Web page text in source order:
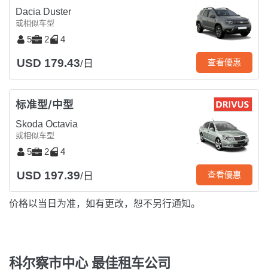
Dacia Duster
或相似车型
5 2 4
USD 179.43/日 查看優惠
标准型/中型
Skoda Octavia
或相似车型
5 2 4
USD 197.39/日 查看優惠
价格以当日为准，如有更改，恕不另行通知。
科尔察市中心 最佳租车公司